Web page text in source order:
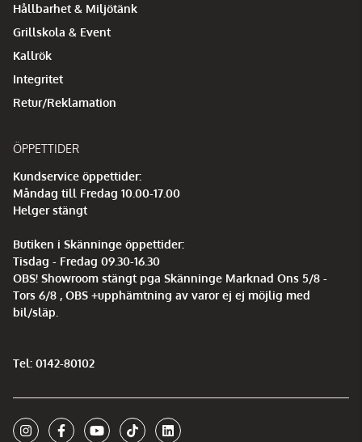
Hållbarhet & Miljötänk
Grillskola & Event
Kallrök
Integritet
Retur/Reklamation
ÖPPETTIDER
Kundservice öppettider:
Måndag till Fredag 10.00-17.00
Helger stängt
Butiken i Skänninge öppettider:
Tisdag - Fredag 09.30-16.30
OBS! Showroom stängt pga Skänninge Marknad Ons 5/8 -
Tors 6/8 , OBS +upphämtning av varor ej ej möjlig med
bil/släp.
Tel: 0142-80102